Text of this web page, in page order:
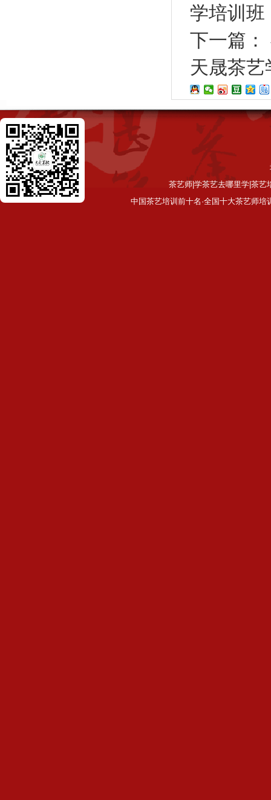
学培训班
下一篇：
天晟茶艺
茶艺师|学茶艺去哪里学|茶艺
中国茶艺培训前十名·全国十大茶艺师培